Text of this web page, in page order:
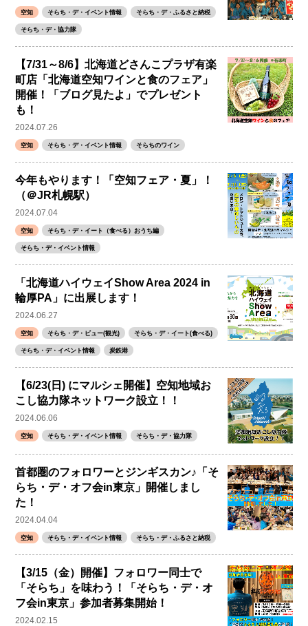
空知 そらち・デ・イベント情報 そらち・デ・ふるさと納税
そらち・デ・協力隊
【7/31～8/6】北海道どさんこプラザ有楽
町店「北海道空知ワインと食のフェア」
開催！「ブログ見たよ」でプレゼント
も！
2024.07.26
空知 そらち・デ・イベント情報 そらちのワイン
今年もやります！「空知フェア・夏」！
（＠JR札幌駅）
2024.07.04
空知 そらち・デ・イート（食べる）おうち編
そらち・デ・イベント情報
「北海道ハイウェイShow Area 2024 in
輪厚PA」に出展します！
2024.06.27
空知 そらち・デ・ビュー(観光) そらち・デ・イート(食べる)
そらち・デ・イベント情報 炭鉄港
【6/23(日) にマルシェ開催】空知地域お
こし協力隊ネットワーク設立！！
2024.06.06
空知 そらち・デ・イベント情報 そらち・デ・協力隊
首都圏のフォロワーとジンギスカン♪「そ
らち・デ・オフ会in東京」開催しまし
た！
2024.04.04
空知 そらち・デ・イベント情報 そらち・デ・ふるさと納税
【3/15（金）開催】フォロワー同士で
「そらち」を味わう！「そらち・デ・オ
フ会in東京」参加者募集開始！
2024.02.15